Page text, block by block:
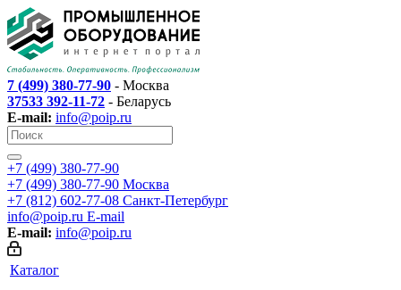
7 (499) 380-77-90 - Москва
37533 392-11-72 - Беларусь
E-mail: info@poip.ru
+7 (499) 380-77-90
+7 (499) 380-77-90 Москва
+7 (812) 602-77-08 Санкт-Петербург
info@poip.ru E-mail
E-mail: info@poip.ru
Каталог